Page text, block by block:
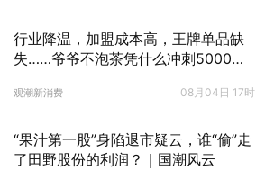
行业降温，加盟成本高，王牌单品缺
失……爷爷不泡茶凭什么冲刺5000
观潮新消费 08月04日 17时
“果汁第一股”身陷退市疑云，谁“偷”走
了田野股份的利润？｜国潮风云